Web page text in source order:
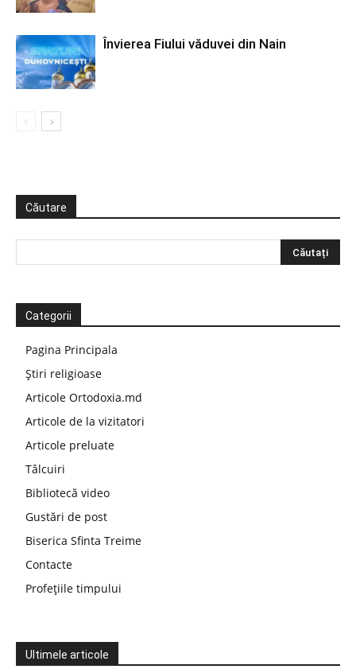
Învierea Fiului văduvei din Nain
Căutare
Categorii
Pagina Principala
Știri religioase
Articole Ortodoxia.md
Articole de la vizitatori
Articole preluate
Tâlcuiri
Bibliotecă video
Gustări de post
Biserica Sfinta Treime
Contacte
Profețiile timpului
Ultimele articole